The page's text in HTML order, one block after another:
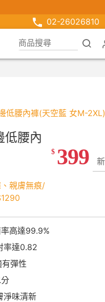
02-26026810
低腰內褲(天空藍 女M-2XL)
低腰內
親膚無痕/
$ 399
高達99.9%
率達0.82
彈性
淨味清新